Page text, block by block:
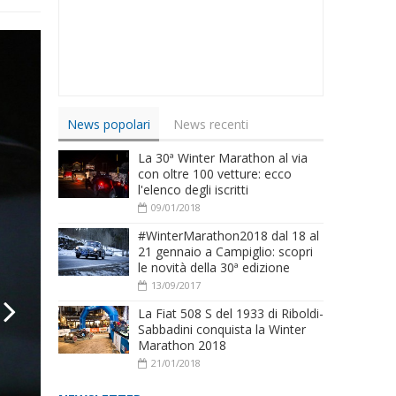
News popolari
News recenti
La 30ª Winter Marathon al via
con oltre 100 vetture: ecco
l'elenco degli iscritti
09/01/2018
#WinterMarathon2018 dal 18 al
21 gennaio a Campiglio: scopri
le novità della 30ª edizione
13/09/2017
La Fiat 508 S del 1933 di Riboldi-
Sabbadini conquista la Winter
Marathon 2018
21/01/2018